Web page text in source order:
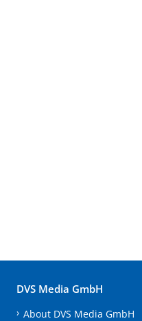
DVS Media GmbH
About DVS Media GmbH